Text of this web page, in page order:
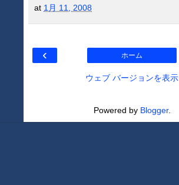
at 1月 11, 2008
‹ ホーム
ウェブ バージョンを表示
Powered by Blogger.